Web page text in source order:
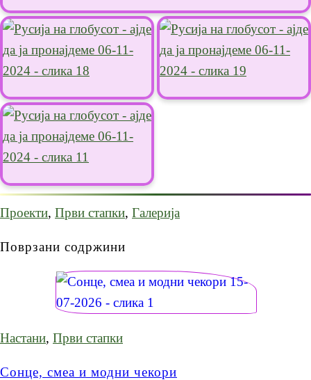
Проекти, Први стапки, Галерија
Поврзани содржини
Настани, Први стапки
Сонце, смеа и модни чекори